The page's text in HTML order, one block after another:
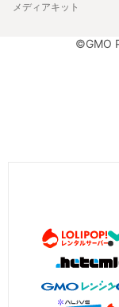
メディアキット
©GMO